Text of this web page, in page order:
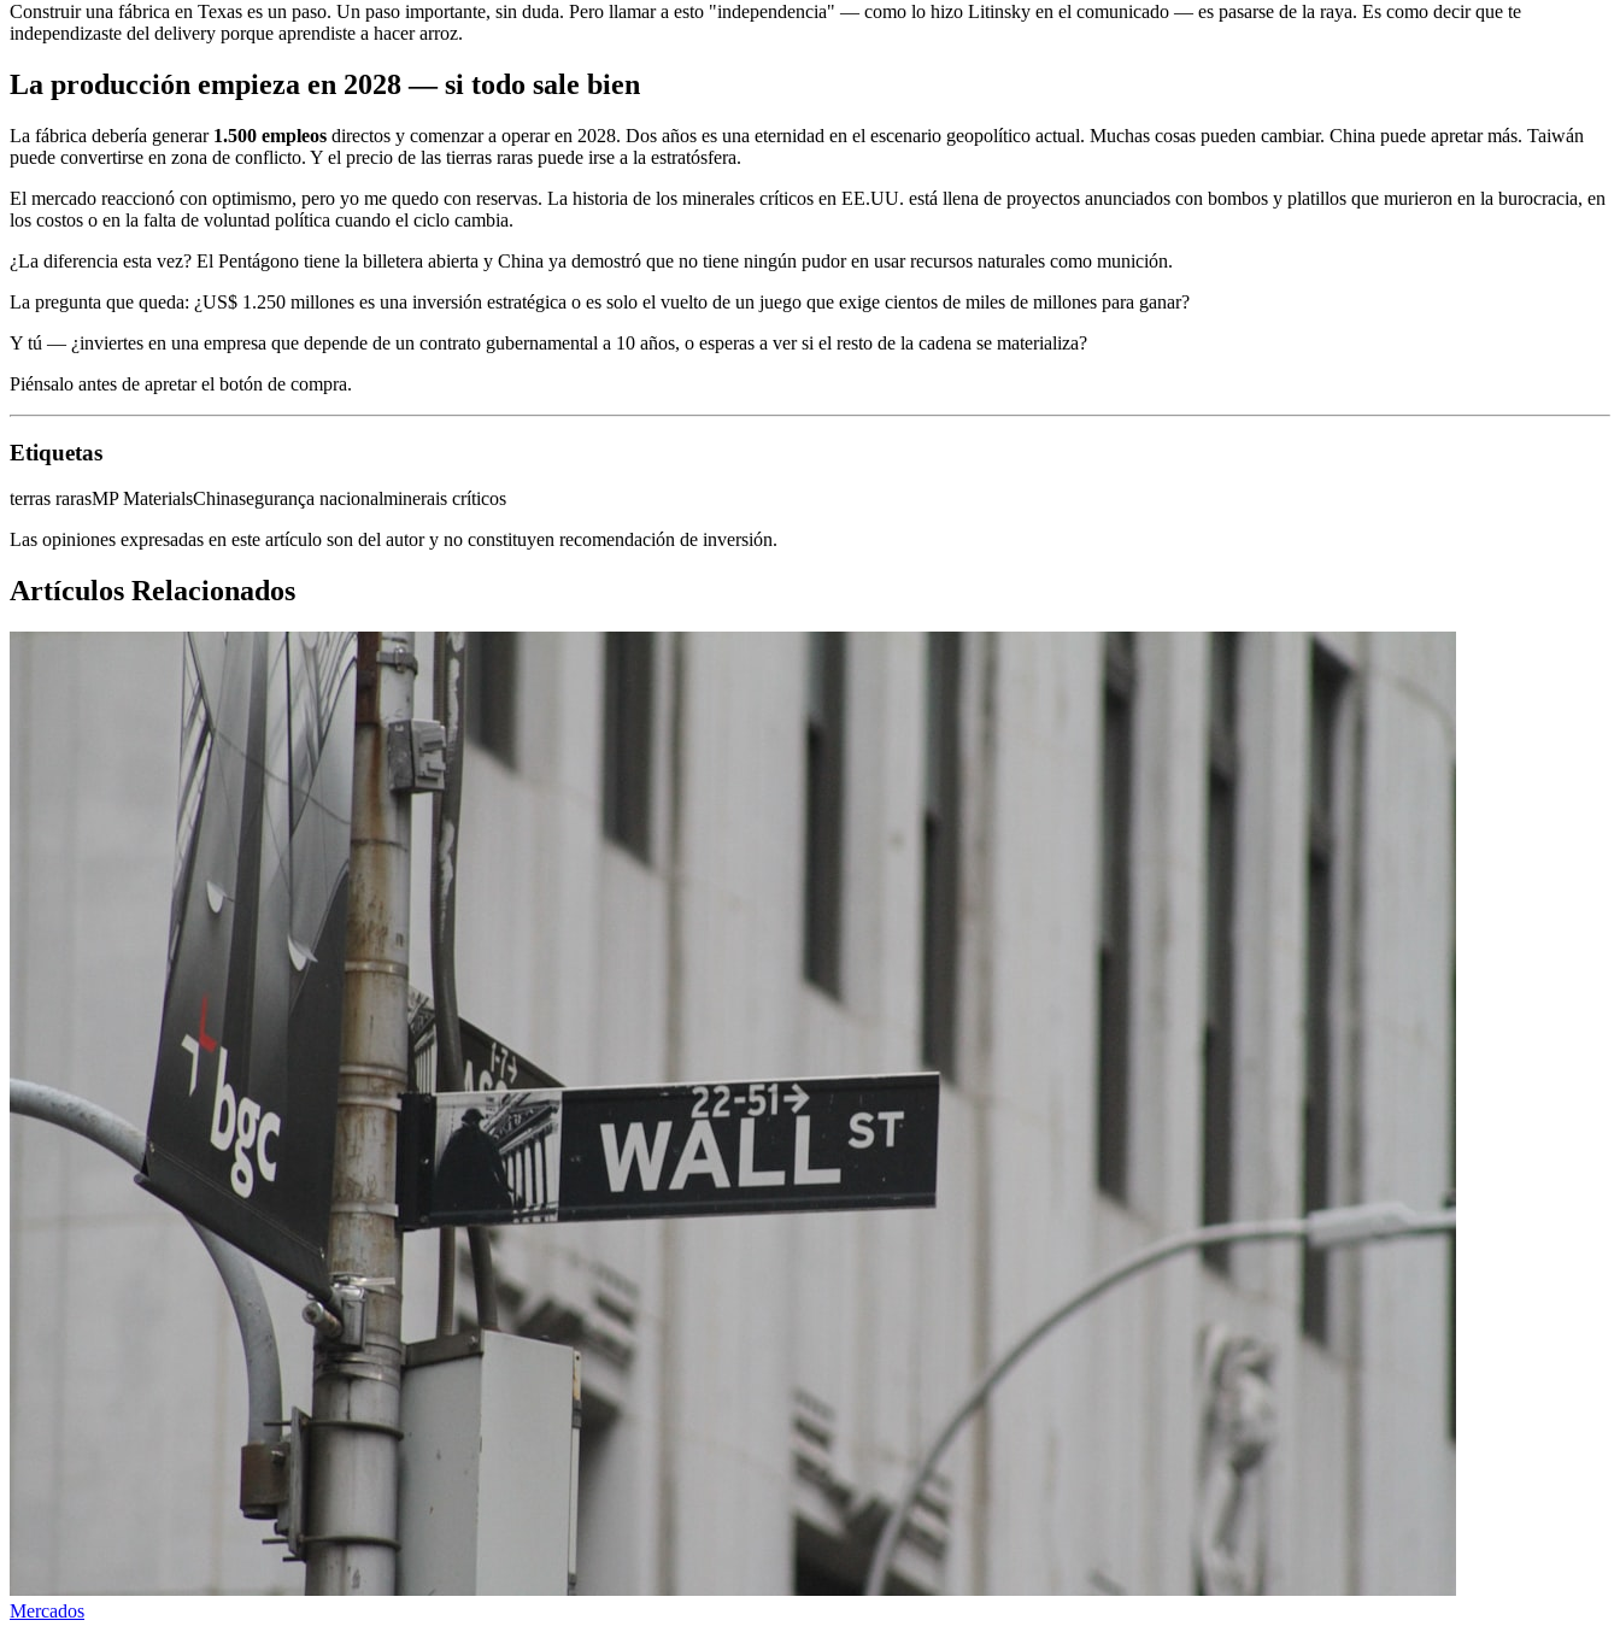
Construir una fábrica en Texas es un paso. Un paso importante, sin duda. Pero llamar a esto "independencia" — como lo hizo Litinsky en el comunicado — es pasarse de la raya. Es como decir que te
independizaste del delivery porque aprendiste a hacer arroz.
La producción empieza en 2028 — si todo sale bien
La fábrica debería generar 1.500 empleos directos y comenzar a operar en 2028. Dos años es una eternidad en el escenario geopolítico actual. Muchas cosas pueden cambiar. China puede apretar más. Taiwán
puede convertirse en zona de conflicto. Y el precio de las tierras raras puede irse a la estratósfera.
El mercado reaccionó con optimismo, pero yo me quedo con reservas. La historia de los minerales críticos en EE.UU. está llena de proyectos anunciados con bombos y platillos que murieron en la burocracia, en
los costos o en la falta de voluntad política cuando el ciclo cambia.
¿La diferencia esta vez? El Pentágono tiene la billetera abierta y China ya demostró que no tiene ningún pudor en usar recursos naturales como munición.
La pregunta que queda: ¿US$ 1.250 millones es una inversión estratégica o es solo el vuelto de un juego que exige cientos de miles de millones para ganar?
Y tú — ¿inviertes en una empresa que depende de un contrato gubernamental a 10 años, o esperas a ver si el resto de la cadena se materializa?
Piénsalo antes de apretar el botón de compra.
Etiquetas
terras rarasMP MaterialsChinasegurança nacionalminerais críticos
Las opiniones expresadas en este artículo son del autor y no constituyen recomendación de inversión.
Artículos Relacionados
Mercados